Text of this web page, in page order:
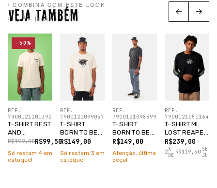
/ COMBINA COM ESTE LOOK
VEJA TAMBÉM
T-SHIRT REST
AND
RICKLAXATION
R$99,50
R$199,00
REF.
7900121101392
-50%
Só restam 4 em
estoque!
T-SHIRT
BORN TO BE
LOST
R$149,00
REF.
7900121099057
Só restam 3 em
estoque!
T-SHIRT
BORN TO BE
LOST
ESTANHO
R$149,00
REF.
7900121098999
Atenção, última
peça!
T-SHIRT ML
LOST REAPER
PRETO
R$239,00
2X
DE R$119,50 SEM
REF.
7900121050164